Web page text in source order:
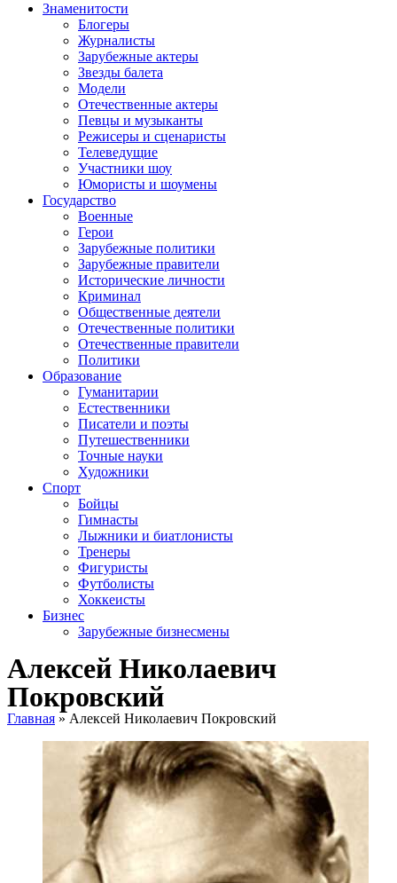
Знаменитости
Блогеры
Журналисты
Зарубежные актеры
Звезды балета
Модели
Отечественные актеры
Певцы и музыканты
Режисеры и сценаристы
Телеведущие
Участники шоу
Юмористы и шоумены
Государство
Военные
Герои
Зарубежные политики
Зарубежные правители
Исторические личности
Криминал
Общественные деятели
Отечественные политики
Отечественные правители
Политики
Образование
Гуманитарии
Естественники
Писатели и поэты
Путешественники
Точные науки
Художники
Спорт
Бойцы
Гимнасты
Лыжники и биатлонисты
Тренеры
Фигуристы
Футболисты
Хоккеисты
Бизнес
Зарубежные бизнесмены
Алексей Николаевич
Покровский
Главная » Алексей Николаевич Покровский